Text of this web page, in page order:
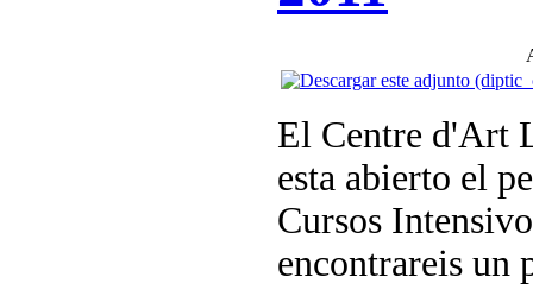
El Centre d'Art
esta abierto el
Cursos
encontrareis un